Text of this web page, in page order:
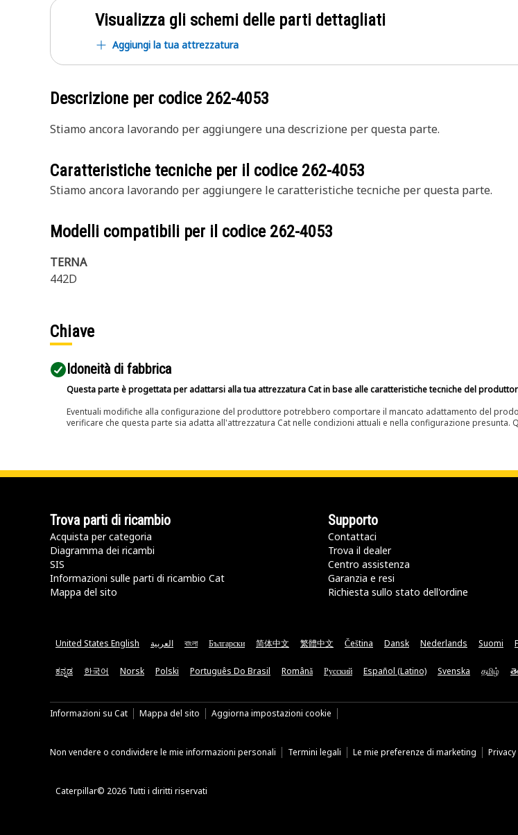
Visualizza gli schemi delle parti dettagliati
Aggiungi la tua attrezzatura
Descrizione per codice 262-4053
Stiamo ancora lavorando per aggiungere una descrizione per questa parte.
Caratteristiche tecniche per il codice 262-4053
Stiamo ancora lavorando per aggiungere le caratteristiche tecniche per questa parte.
Modelli compatibili per il codice 262-4053
TERNA
442D
Chiave
Idoneità di fabbrica
Questa parte è progettata per adattarsi alla tua attrezzatura Cat in base alle caratteristiche tecniche del
Eventuali modifiche alla configurazione del produttore potrebbero comportare il mancato adattamento del
verificare che questa parte sia adatta all'attrezzatura Cat nelle condizioni attuali e nella configurazione
Trova parti di ricambio
Acquista per categoria
Diagramma dei ricambi
SIS
Informazioni sulle parti di ricambio Cat
Mappa del sito
Supporto
Contattaci
Trova il dealer
Centro assistenza
Garanzia e resi
Richiesta sullo stato dell'ordine
United States English العربية বাংলা Български 简体中文 繁體中文 Čeština Dansk Nederlands Suomi
ಕನ್ನಡ 한국어 Norsk Polski Português Do Brasil Română Русский Español (Latino) Svenska தமிழ்
Informazioni su Cat Mappa del sito Aggiorna impostazioni cookie
Non vendere o condividere le mie informazioni personali Termini legali Le mie preferenze di marketing Privacy
Caterpillar© 2026 Tutti i diritti riservati